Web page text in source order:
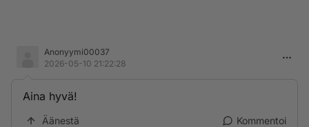
Anonyymi00037
2026-05-10 21:22:28
Aina hyvä!
Äänestä Kommentoi